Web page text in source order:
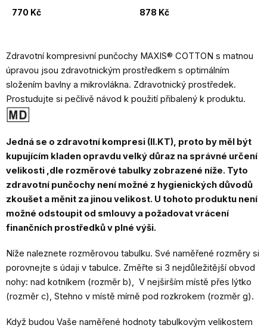
770 Kč
878 Kč
Zdravotní kompresivní punčochy MAXIS® COTTON s matnou
úpravou jsou zdravotnickým prostředkem s optimálním
složením bavlny a mikrovlákna. Zdravotnický prostředek.
Prostudujte si pečlivě návod k použití přibalený k produktu.
Jedná se o zdravotní kompresi (II.KT), proto by měl být
kupujícím kladen opravdu velký důraz na správné určení
velikosti ,dle rozměrové tabulky zobrazené níže. Tyto
zdravotní punčochy není možné z hygienických důvodů
zkoušet a měnit za jinou velikost. U tohoto produktu není
možné odstoupit od smlouvy a požadovat vrácení
finančních prostředků v plné výši.
Níže naleznete rozměrovou tabulku. Své naměřené rozměry si
porovnejte s údaji v tabulce. Změřte si 3 nejdůležitější obvod
nohy: nad kotníkem (rozměr b), V nejširším místě přes lýtko
(rozměr c), Stehno v místě mírně pod rozkrokem (rozměr g).
Když budou Vaše naměřené hodnoty tabulkovým velikostem